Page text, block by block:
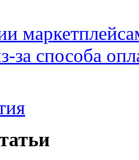
за способа